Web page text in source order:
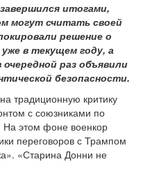
итогами,
могут считать своей
решение о
в текущем году, а
раз объявили
безопасности.
традиционную критику
с союзниками по
этом фоне военкор
переговоров с Трампом
«Старина Донни не